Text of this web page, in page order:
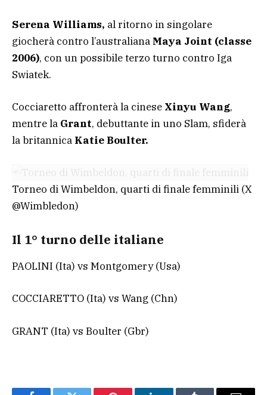
Serena Williams, al ritorno in singolare
giocherà contro l’australiana Maya Joint (classe
2006), con un possibile terzo turno contro Iga
Swiatek.
Cocciaretto affronterà la cinese Xinyu Wang,
mentre la Grant, debuttante in uno Slam, sfiderà
la britannica Katie Boulter.
Torneo di Wimbeldon, quarti di finale femminili (X
@Wimbledon)
Il 1° turno delle italiane
PAOLINI (Ita) vs Montgomery (Usa)
COCCIARETTO (Ita) vs Wang (Chn)
GRANT (Ita) vs Boulter (Gbr)